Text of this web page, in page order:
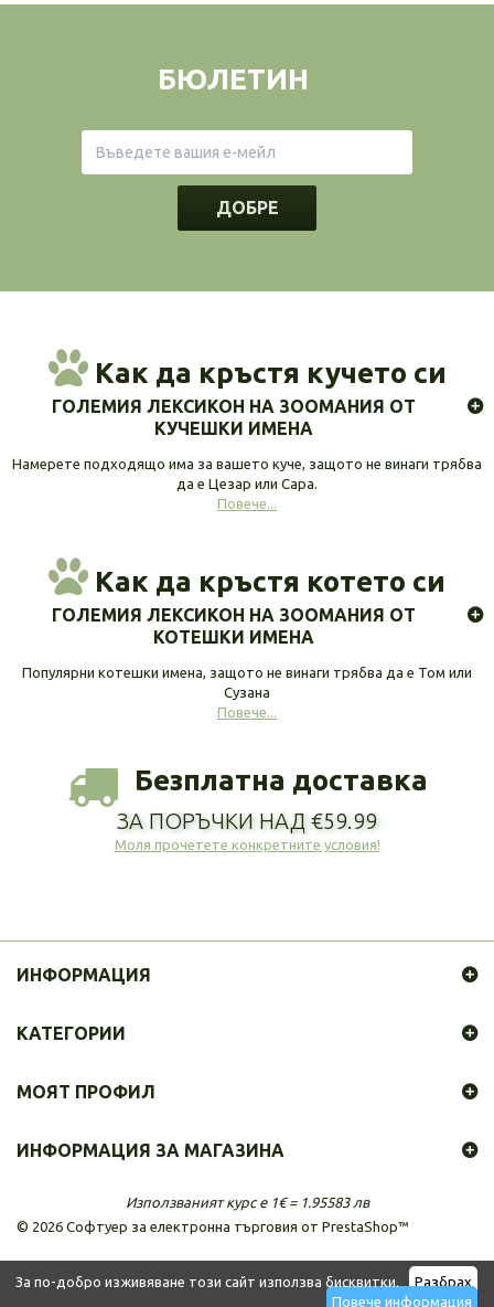
За по-добро изживяване този сайт използва бисквитки.
Разбрах
Повече информация
БЮЛЕТИН
ДОБРЕ
Как да кръстя кучето си
ГОЛЕМИЯ ЛЕКСИКОН НА ЗООМАНИЯ ОТ
КУЧЕШКИ ИМЕНА
Намерете подходящо има за вашето куче, защото не винаги трябва
да е Цезар или Сара.
Повече...
Как да кръстя котето си
ГОЛЕМИЯ ЛЕКСИКОН НА ЗООМАНИЯ ОТ
КОТЕШКИ ИМЕНА
Популярни котешки имена, защото не винаги трябва да е Том или
Сузана
Повече...
Безплатна доставка
ЗА ПОРЪЧКИ НАД €59.99
Моля прочетете конкретните условия!
ИНФОРМАЦИЯ
© 2026 Софтуер за електронна търговия от PrestaShop™
КАТЕГОРИИ
МОЯТ ПРОФИЛ
ИНФОРМАЦИЯ ЗА МАГАЗИНА
Използваният курс е 1€ = 1.95583 лв